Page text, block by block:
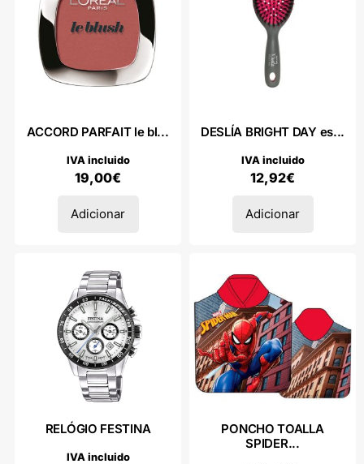
ACCORD PARFAIT le bl...
19,00€
IVA incluido
Adicionar
DESLÍA BRIGHT DAY es...
12,92€
IVA incluido
Adicionar
RELÓGIO FESTINA
IVA incluido
PONCHO TOALLA
SPIDER...